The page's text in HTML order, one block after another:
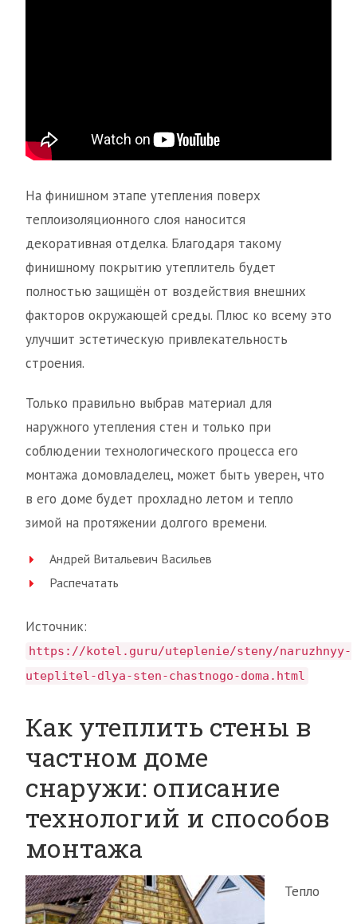
На финишном этапе утепления поверх
теплоизоляционного слоя наносится
декоративная отделка. Благодаря такому
финишному покрытию утеплитель будет
полностью защищён от воздействия внешних
факторов окружающей среды. Плюс ко всему это
улучшит эстетическую привлекательность
строения.
Только правильно выбрав материал для
наружного утепления стен и только при
соблюдении технологического процесса его
монтажа домовладелец, может быть уверен, что
в его доме будет прохладно летом и тепло
зимой на протяжении долгого времени.
Андрей Витальевич Васильев
Распечатать
Источник:
https://kotel.guru/uteplenie/steny/naruzhnyy-
uteplitel-dlya-sten-chastnogo-doma.html
Как утеплить стены в
частном доме
снаружи: описание
технологий и способов
монтажа
Тепло